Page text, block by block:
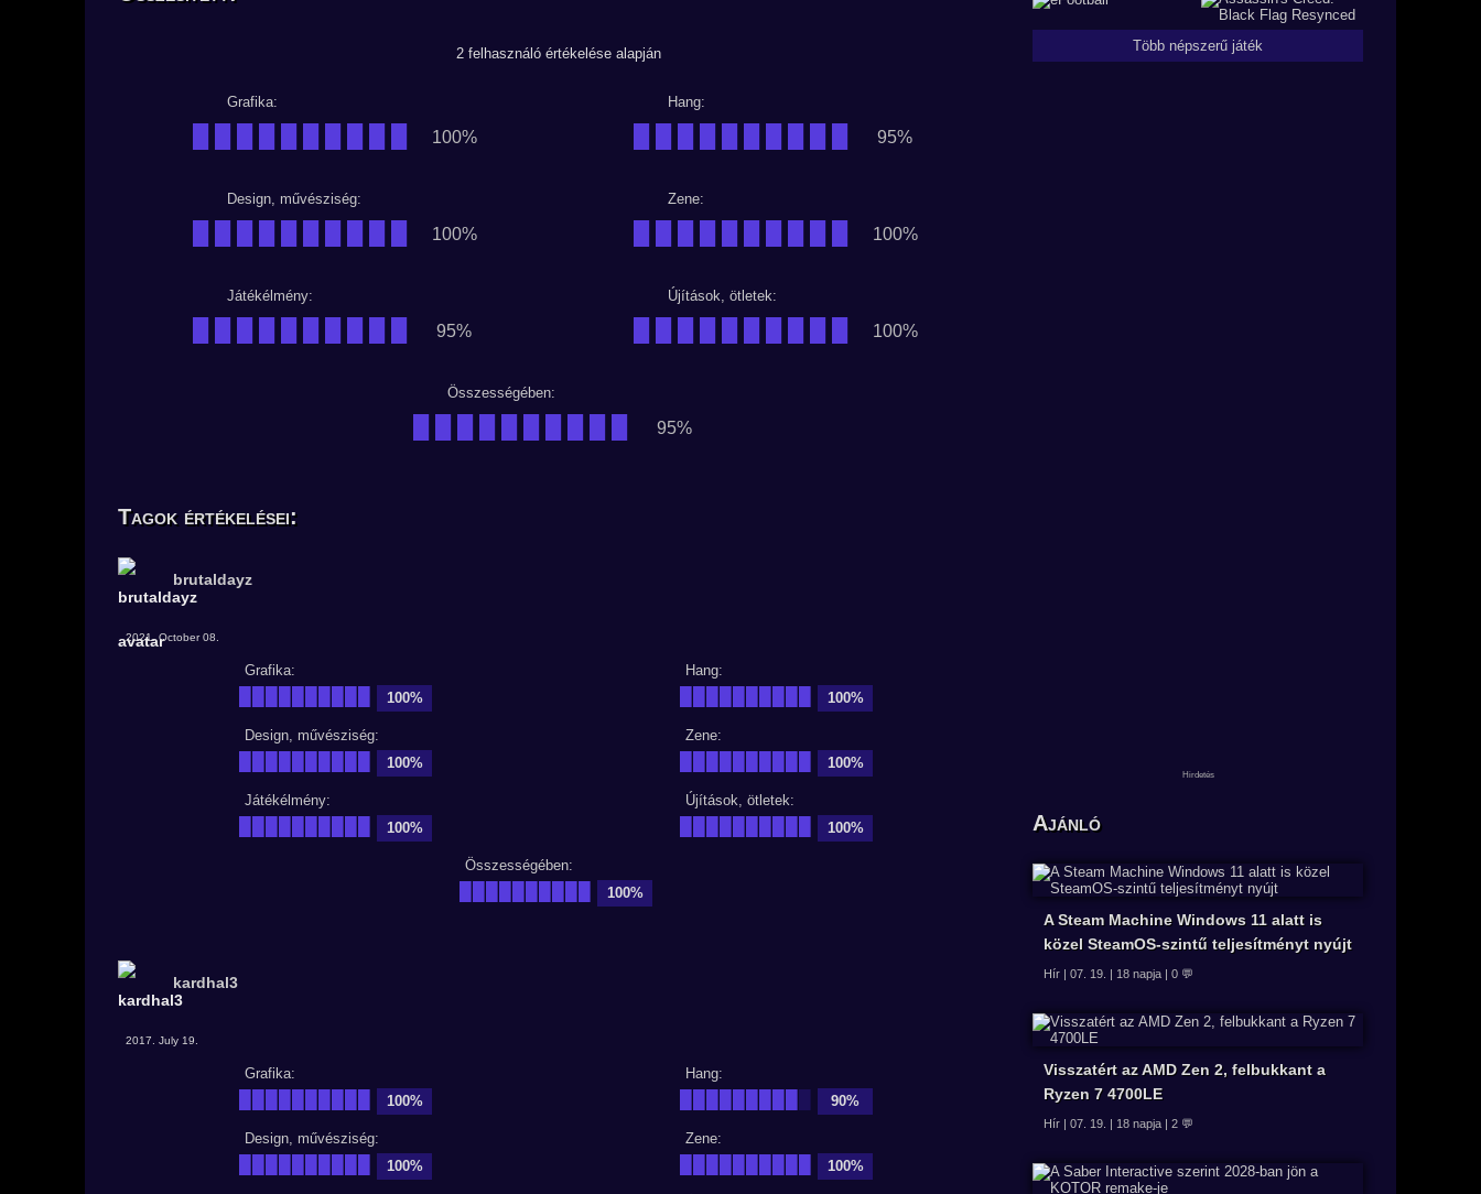
2 felhasználó értékelése alapján
Grafika:
100%
Hang:
95%
Design, művésziség:
100%
Zene:
100%
Játékélmény:
95%
Újítások, ötletek:
100%
Összességében:
95%
Tagok értékelései:
brutaldayz
2021. October 08.
Grafika:
100%
Hang:
100%
Design, művésziség:
100%
Zene:
100%
Játékélmény:
100%
Újítások, ötletek:
100%
Összességében:
100%
kardhal3
2017. July 19.
Grafika:
100%
Hang:
90%
Design, művésziség:
100%
Zene:
100%
Több népszerű játék
Ajánló
A Steam Machine Windows 11 alatt is
közel SteamOS-szintű teljesítményt nyújt
Hír | 07. 19. | 18 napja | 0 💬
Visszatért az AMD Zen 2, felbukkant a
Ryzen 7 4700LE
Hír | 07. 19. | 18 napja | 2 💬